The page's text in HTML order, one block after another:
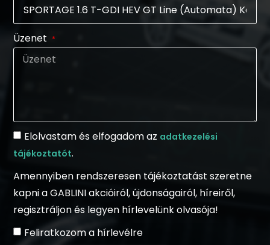
Üzenet
Elolvastam és elfogadom az adatkezelési
tájékoztatót.
Amennyiben rendszeresen tájékoztatást szeretne
kapni a GABLINI akcióiról, újdonságairól, híreiről,
regisztráljon és legyen hírlevelünk olvasója!
Feliratkozom a hírlevélre